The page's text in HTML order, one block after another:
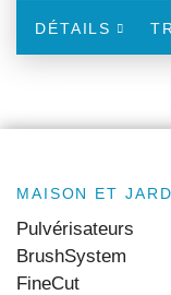
DÉTAILS
MAISON ET
Pulvérisateurs
BrushSystem
FineCut